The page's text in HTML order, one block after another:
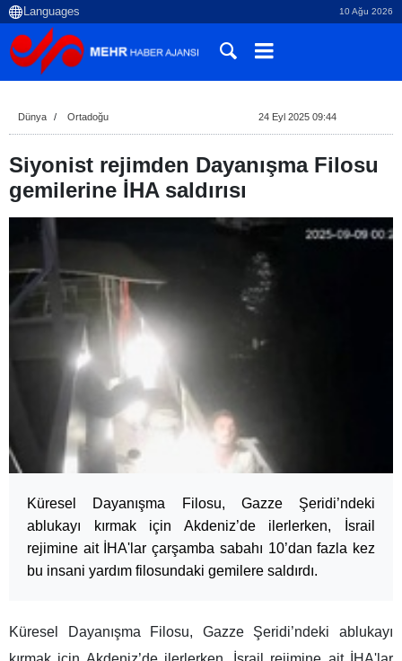
10 Ağu 2026
Dünya Ortadoğu 24 Eyl 2025 09:44
Siyonist rejimden Dayanışma Filosu
gemilerine İHA saldırısı
Küresel Dayanışma Filosu, Gazze Şeridi’ndeki
ablukayı kırmak için Akdeniz’de ilerlerken, İsrail
rejimine ait İHA'lar çarşamba sabahı 10’dan fazla kez
bu insani yardım filosundaki gemilere saldırdı.
Küresel Dayanışma Filosu, Gazze Şeridi’ndeki ablukayı